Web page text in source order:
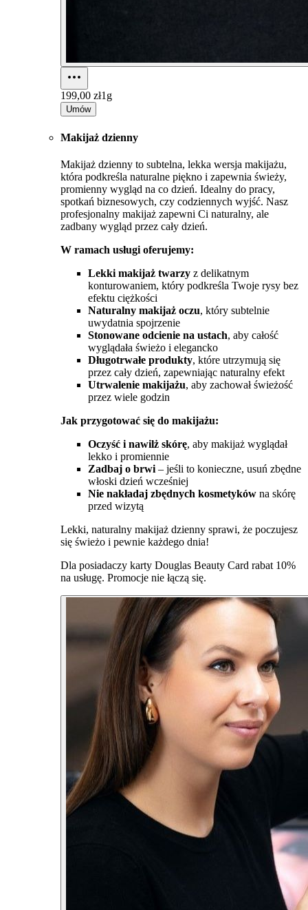
199,00 zł1g
Umów
Makijaż dzienny
Makijaż dzienny to subtelna, lekka wersja makijażu,
która podkreśla naturalne piękno i zapewnia świeży,
promienny wygląd na co dzień. Idealny do pracy,
spotkań biznesowych, czy codziennych wyjść. Nasz
profesjonalny makijaż zapewni Ci naturalny, ale
zadbany wygląd przez cały dzień.
W ramach usługi oferujemy:
Lekki makijaż twarzy z delikatnym
konturowaniem, który podkreśla Twoje rysy bez
efektu ciężkości
Naturalny makijaż oczu, który subtelnie
uwydatnia spojrzenie
Stonowane odcienie na ustach, aby całość
wyglądała świeżo i elegancko
Długotrwałe produkty, które utrzymują się
przez cały dzień, zapewniając naturalny efekt
Utrwalenie makijażu, aby zachował świeżość
przez wiele godzin
Jak przygotować się do makijażu:
Oczyść i nawilż skórę, aby makijaż wyglądał
lekko i promiennie
Zadbaj o brwi – jeśli to konieczne, usuń zbędne
włoski dzień wcześniej
Nie nakładaj zbędnych kosmetyków na skórę
przed wizytą
Lekki, naturalny makijaż dzienny sprawi, że poczujesz
się świeżo i pewnie każdego dnia!
Dla posiadaczy karty Douglas Beauty Card rabat 10%
na usługę. Promocje nie łączą się.